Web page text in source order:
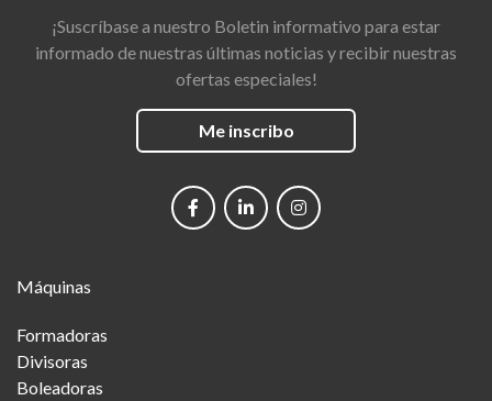
¡Suscríbase a nuestro Boletin informativo para estar
informado de nuestras últimas noticias y recibir nuestras
ofertas especiales!
Me inscribo
Menu
Máquinas
Formadoras
Divisoras
Boleadoras